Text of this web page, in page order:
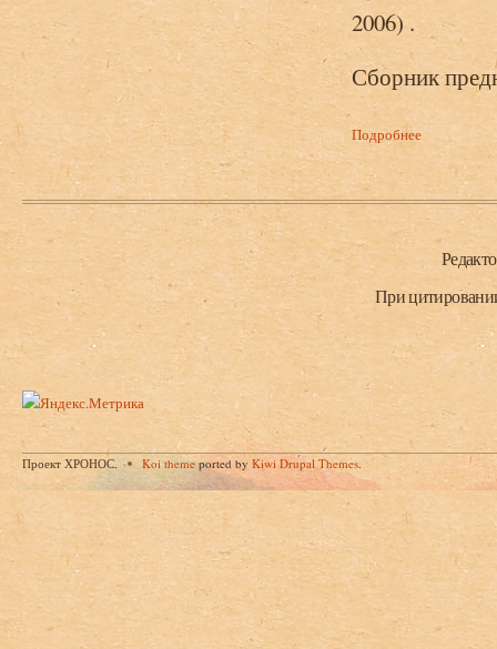
2006) .
Сборник
Подробнее о
Нижний колонтитул
При
Проект ХРОНОС. Koi themeported byKiwi Drupal Themes.